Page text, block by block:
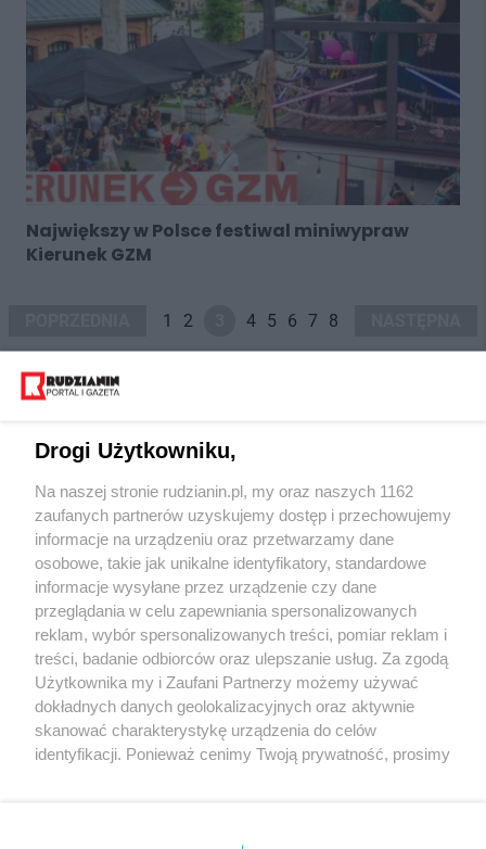
Największy w Polsce festiwal miniwypraw
Kierunek GZM
1 2 4 5 6 7 8
Wydawca mediów lokalnych
Nie zapomnij
zapoznać się z:
polityką prywatności regulamin korzystania z portali
Twojemiasto
Piekary Śląskie
Chorzów
Tarnowskie Góry
Skontaktuj sięz nami
Kontakt
Wydawca
Redakcja
Drogi Użytkowniku,
Na naszej stronie rudzianin.pl, my oraz naszych 1162
zaufanych partnerów uzyskujemy dostęp i przechowujemy
informacje na urządzeniu oraz przetwarzamy dane
osobowe, takie jak unikalne identyfikatory, standardowe
informacje wysyłane przez urządzenie czy dane
przeglądania w celu zapewniania spersonalizowanych
reklam, wybór spersonalizowanych treści, pomiar reklam i
treści, badanie odbiorców oraz ulepszanie usług. Za zgodą
Użytkownika my i Zaufani Partnerzy możemy używać
dokładnych danych geolokalizacyjnych oraz aktywnie
skanować charakterystykę urządzenia do celów
identyfikacji. Ponieważ cenimy Twoją prywatność, prosimy